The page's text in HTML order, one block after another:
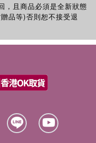
，且商品必須是全新狀態
品等)否則恕不接受退